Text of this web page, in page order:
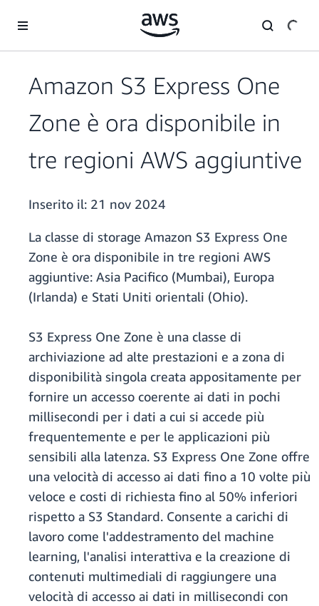
Amazon S3 Express One
Zone è ora disponibile in
tre regioni AWS aggiuntive
Inserito il: 21 nov 2024
La classe di storage Amazon S3 Express One
Zone è ora disponibile in tre regioni AWS
aggiuntive: Asia Pacifico (Mumbai), Europa
(Irlanda) e Stati Uniti orientali (Ohio).
S3 Express One Zone è una classe di
archiviazione ad alte prestazioni e a zona di
disponibilità singola creata appositamente per
fornire un accesso coerente ai dati in pochi
millisecondi per i dati a cui si accede più
frequentemente e per le applicazioni più
sensibili alla latenza. S3 Express One Zone offre
una velocità di accesso ai dati fino a 10 volte più
veloce e costi di richiesta fino al 50% inferiori
rispetto a S3 Standard. Consente a carichi di
lavoro come l'addestramento del machine
learning, l'analisi interattiva e la creazione di
contenuti multimediali di raggiungere una
velocità di accesso ai dati in millisecondi con